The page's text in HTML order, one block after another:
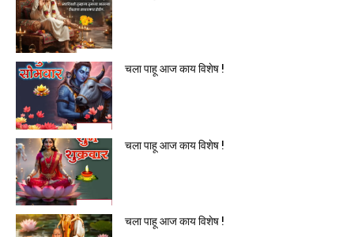
चला पाहू आज काय विशेष !
चला पाहू आज काय विशेष !
चला पाहू आज काय विशेष !